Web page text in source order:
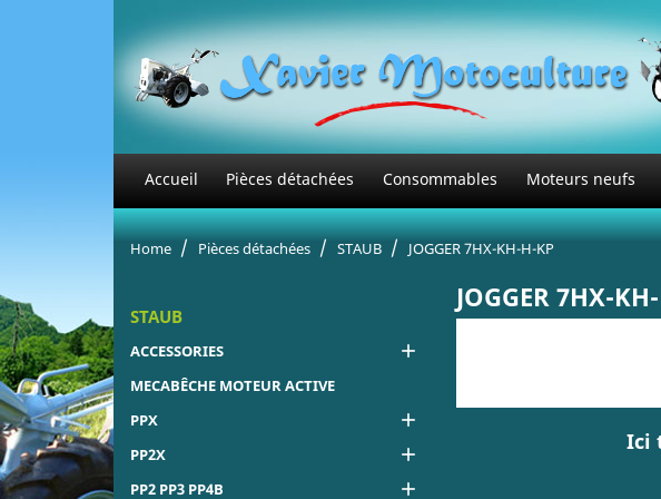
Accueil Pièces détachées Consommables Moteurs neufs
Home Pièces détachées STAUB JOGGER 7HX-KH-H-KP
STAUB
ACCESSORIES 
MECABÊCHE MOTEUR ACTIVE
PPX

PP2X 
PP2 PP3 PP4B 
JOGGER 7HX-
Ici